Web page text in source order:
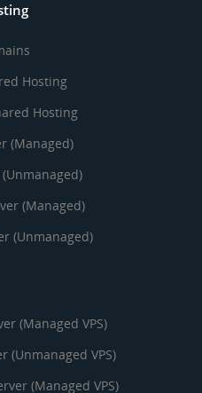
Hosting
Hosting
(Managed)
(Managed)
(Unmanaged)
(Managed VPS)
(Unmanaged VPS)
(Managed VPS)